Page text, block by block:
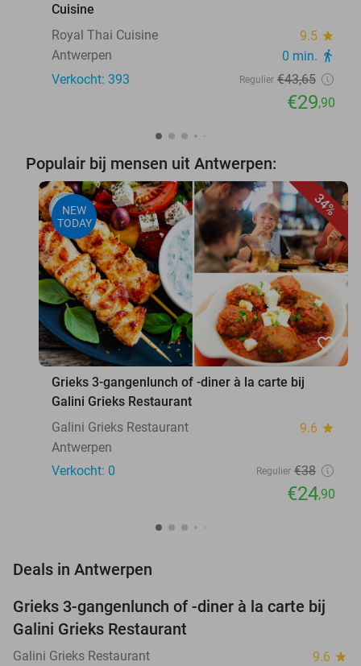
Cuisine
Royal Thai Cuisine
9.5 star
Antwerpen 0 min. directions_walk
Verkocht: 393 Regulier €43,65
€29,90
Populair bij mensen uit Antwerpen:
34%
NEW
TODAY
favorite_border
Grieks 3-gangenlunch of -diner à la carte bij
Galini Grieks Restaurant
Galini Grieks Restaurant
9.6 star
Antwerpen
Verkocht: 0
Regulier €38
€24,90
Deals in Antwerpen
34%
TODAY
Grieks 3-gangenlunch of -diner à la carte bij
Galini Grieks Restaurant
Galini Grieks Restaurant 9.6 star